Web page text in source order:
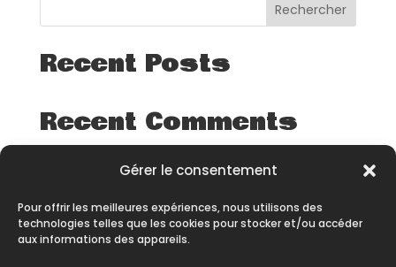
Gérer le consentement
Pour offrir les meilleures expériences, nous utilisons des
technologies telles que les cookies pour stocker et/ou accéder
aux informations des appareils.
Rechercher
Recent Posts
Recent Comments